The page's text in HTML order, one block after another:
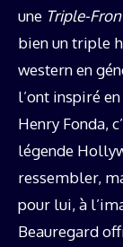
une Triple-
bien un triple
western en
l’ont inspiré
Henry Fonda,
légende
ressembler,
pour lui, à
Beauregard